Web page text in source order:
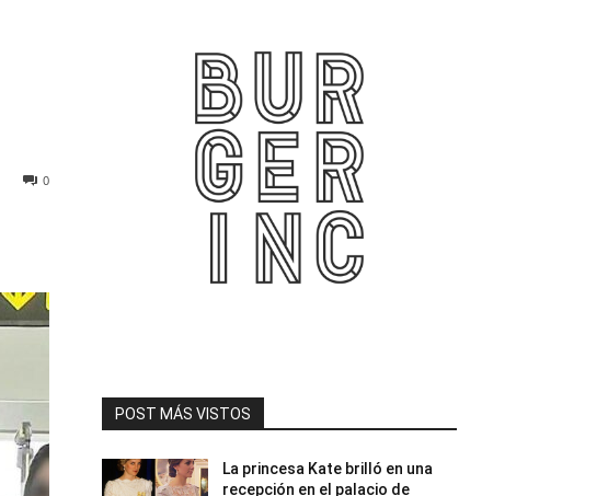
0
POST MÁS VISTOS
La princesa Kate brilló en una
recepción en el palacio de